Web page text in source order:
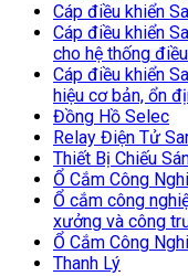
Cáp điều khiển
Cáp điều khiển
cho hệ thống
Cáp điều khiển
hiệu cơ bản, ổn
Đồng Hồ Selec
Relay Điện Tử
Thiết Bị Chiếu
Ổ Cắm Công
Ổ cắm công
xưởng và công
Ổ Cắm Công
Thanh Lý